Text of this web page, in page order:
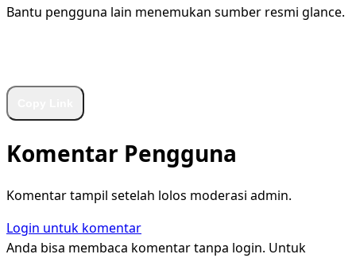
Bantu pengguna lain menemukan sumber resmi glance.
Komentar Pengguna
Komentar tampil setelah lolos moderasi admin.
Login untuk komentar
Anda bisa membaca komentar tanpa login. Untuk